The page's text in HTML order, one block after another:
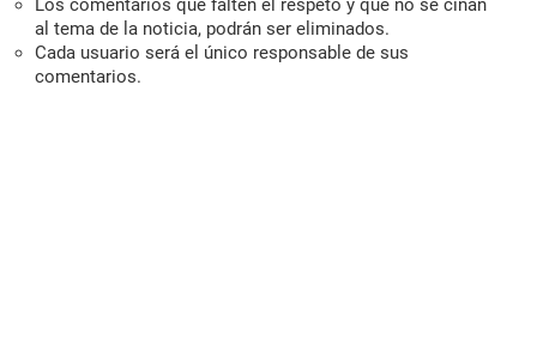
Los comentarios que falten el respeto y que no se ciñan
al tema de la noticia, podrán ser eliminados.
Cada usuario será el único responsable de sus
comentarios.